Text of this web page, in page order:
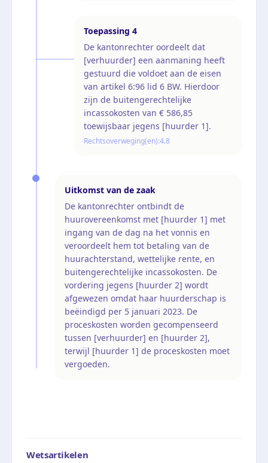
Toepassing 4
De kantonrechter oordeelt dat
[verhuurder] een aanmaning heeft
gestuurd die voldoet aan de eisen
van artikel 6:96 lid 6 BW. Hierdoor
zijn de buitengerechtelijke
incassokosten van € 586,85
toewijsbaar jegens [huurder 1].
Rechtsoverweging(en):4.8
Uitkomst van de zaak
De kantonrechter ontbindt de
huurovereenkomst met [huurder 1] met
ingang van de dag na het vonnis en
veroordeelt hem tot betaling van de
huurachterstand, wettelijke rente, en
buitengerechtelijke incassokosten. De
vordering jegens [huurder 2] wordt
afgewezen omdat haar huurderschap is
beëindigd per 5 januari 2023. De
proceskosten worden gecompenseerd
tussen [verhuurder] en [huurder 2],
terwijl [huurder 1] de proceskosten moet
vergoeden.
Wetsartikelen